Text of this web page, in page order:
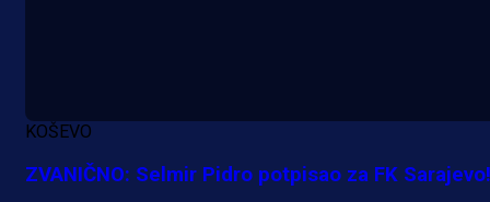
KOŠEVO
ZVANIČNO: Selmir Pidro potpisao za FK Sarajevo!